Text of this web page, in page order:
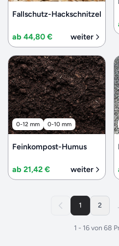
Fallschutz-Hackschnitzel
ab 44,80 € weiter
0-12 mm 0-10 mm
Feinkompost-Humus
ab 21,42 € weiter
1 2
1 - 16von 68